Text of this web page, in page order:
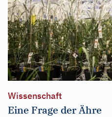
Wissenschaft
Eine Frage der Ähre